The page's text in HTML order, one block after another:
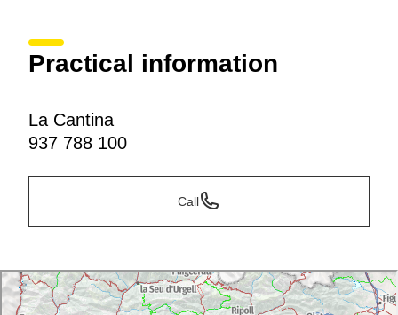
Practical information
La Cantina
937 788 100
Call